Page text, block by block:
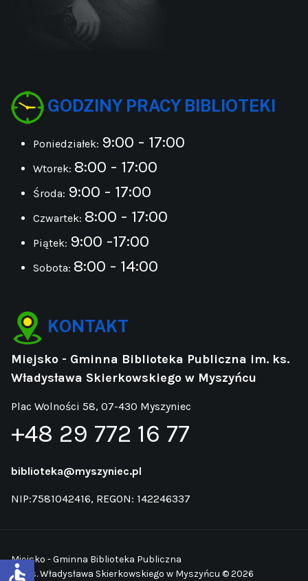
GODZINY PRACY BIBLIOTEKI
Poniedziałek: 9:00 - 17:00
Wtorek: 8:00 - 17:00
Środa: 9:00 - 17:00
Czwartek: 8:00 - 17:00
Piątek: 9:00 -17:00
Sobota: 8:00 - 14:00
KONTAKT
Miejsko - Gminna Biblioteka Publiczna im. ks.
Władysława Skierkowskiego w Myszyńcu
Plac Wolności 58, 07-430 Myszyniec
+48 29 772 16 77
biblioteka@myszyniec.pl
NIP:7581042416, REGON: 142246337
Miejsko - Gminna Biblioteka Publiczna
im. ks. Władysława Skierkowskiego w Myszyńcu © 2026
accessible